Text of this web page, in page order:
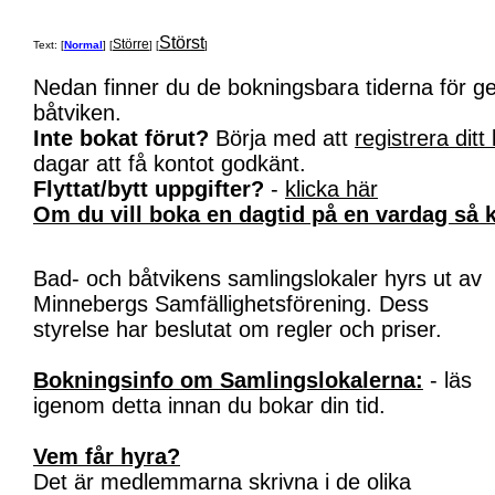
Text: [Normal] [Större] [Störst]
Nedan finner du de bokningsbara tiderna för
båtviken.
Inte bokat förut? Börja med att registrera ditt
dagar att få kontot godkänt.
Flyttat/bytt uppgifter? - klicka här
Om du vill boka en dagtid på en vardag så
Bad- och båtvikens samlingslokaler hyrs ut av
Minnebergs Samfällighetsförening. Dess
styrelse har beslutat om regler och priser.
Bokningsinfo om Samlingslokalerna: - läs
igenom detta innan du bokar din tid.
Vem får hyra?
Det är medlemmarna skrivna i de olika